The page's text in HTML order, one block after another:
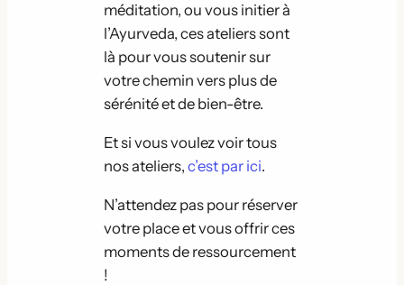
méditation, ou vous initier à
l’Ayurveda, ces ateliers sont
là pour vous soutenir sur
votre chemin vers plus de
sérénité et de bien-être.
Et si vous voulez voir tous
nos ateliers,c’est par ici.
N’attendez pas pour réserver
votre place et vous offrir ces
moments de ressourcement
!